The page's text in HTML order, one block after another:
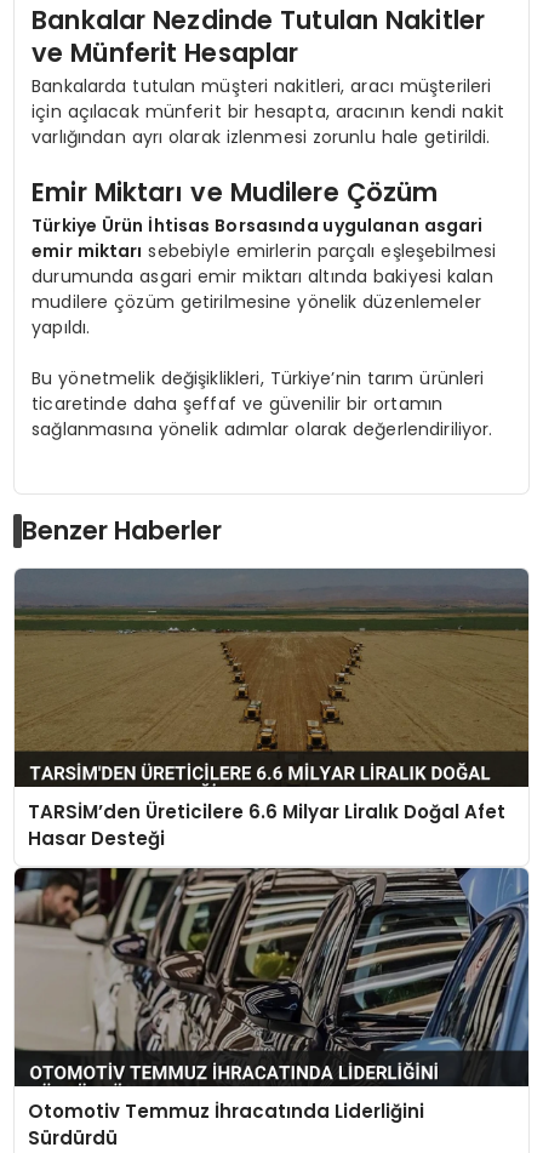
Bankalar Nezdinde Tutulan Nakitler
ve Münferit Hesaplar
Bankalarda tutulan müşteri nakitleri, aracı müşterileri
için açılacak münferit bir hesapta, aracının kendi nakit
varlığından ayrı olarak izlenmesi zorunlu hale getirildi.
Emir Miktarı ve Mudilere Çözüm
Türkiye Ürün İhtisas Borsasında uygulanan asgari
emir miktarı sebebiyle emirlerin parçalı eşleşebilmesi
durumunda asgari emir miktarı altında bakiyesi kalan
mudilere çözüm getirilmesine yönelik düzenlemeler
yapıldı.
Bu yönetmelik değişiklikleri, Türkiye’nin tarım ürünleri
ticaretinde daha şeffaf ve güvenilir bir ortamın
sağlanmasına yönelik adımlar olarak değerlendiriliyor.
Benzer Haberler
TARSİM’den Üreticilere 6.6 Milyar Liralık Doğal Afet
Hasar Desteği
Otomotiv Temmuz İhracatında Liderliğini
Sürdürdü